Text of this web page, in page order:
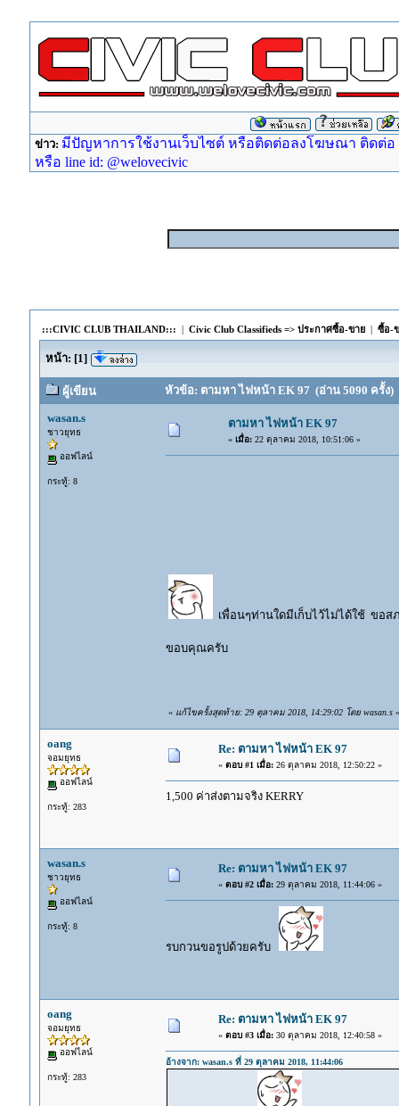
ข่าว: มีปัญหาการใช้งานเว็บไซต์ หรือติดต่อลงโฆษณา ติดต่อ
หรือ line id: @welovecivic
:::CIVIC CLUB THAILAND::: | Civic Club Classifieds => ประกาศซื้อ-ขาย| ซื้อ-
หน้า: [1]
ผู้เขียน หัวข้อ: ตามหา ไฟหน้า EK 97 (อ่าน 5090 ครั้ง)
wasan.s
ชาวยุทธ
ออฟไลน์
กระทู้: 8
ตามหา ไฟหน้า EK 97
« เมื่อ:22 ตุลาคม 2018, 10:51:06 »
เพื่อนๆท่านใดมีเก็บไว้ไม่ได้ใช้ ขอ
ขอบคุณครับ
« แก้ไขครั้งสุดท้าย: 29 ตุลาคม 2018, 14:29:02 โดย wasan.s»
oang
จอมยุทธ
ออฟไลน์
กระทู้: 283
Re: ตามหา ไฟหน้า EK 97
« ตอบ #1 เมื่อ:26 ตุลาคม 2018, 12:50:22 »
1,500 ค่าส่งตามจริง KERRY
wasan.s
ชาวยุทธ
ออฟไลน์
กระทู้: 8
Re: ตามหา ไฟหน้า EK 97
« ตอบ #2 เมื่อ:29 ตุลาคม 2018, 11:44:06 »
รบกวนขอรูปด้วยครับ
oang
จอมยุทธ
ออฟไลน์
กระทู้: 283
Re: ตามหา ไฟหน้า EK 97
« ตอบ #3 เมื่อ:30 ตุลาคม 2018, 12:40:58 »
อ้างจาก: wasan.s ที่ 29 ตุลาคม 2018, 11:44:06